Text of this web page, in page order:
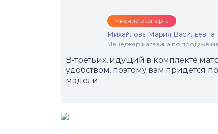
Мнение эксперта
Михайлова Мария Васильевна
Менеджер магазина по продаже
В-третьих, идущий в комплекте
удобством, поэтому вам придется
модели.